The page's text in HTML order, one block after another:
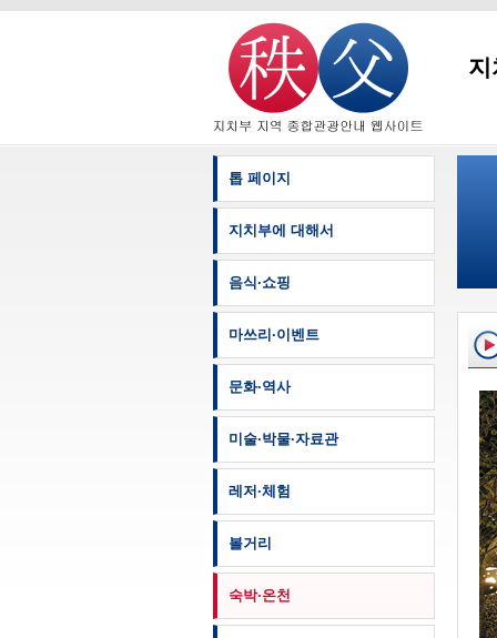
톱 페이지
지치부에 대해서
음식·쇼핑
마쓰리·이벤트
문화·역사
미술·박물·자료관
레저·체험
볼거리
숙박·온천